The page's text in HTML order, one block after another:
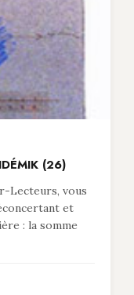
(26)
Lecteurs, vous
et
: la somme